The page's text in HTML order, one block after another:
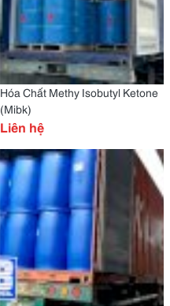
Hóa Chất Methy Isobutyl Ketone
(Mibk)
Liên hệ